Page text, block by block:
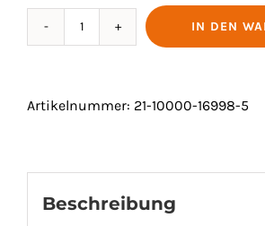
KERAMIKSCHÄLER
Farben
IN DEN
Artikelnummer: 21-10000-16998-5
Beschreibung